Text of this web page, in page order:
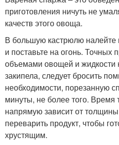
приготовления ничуть не
качеств этого овоща.
В большую кастрюлю налейте
и поставьте на огонь. Точных
объемами овощей и жидкости
закипела, следует бросить
необходимости, порезанную
минуты, не более того. Время
напрямую зависит от
переварить продукт, чтобы
хрустящим.